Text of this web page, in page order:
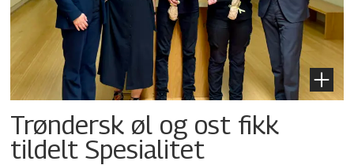
Trøndersk øl og ost fikk
tildelt Spesialitet